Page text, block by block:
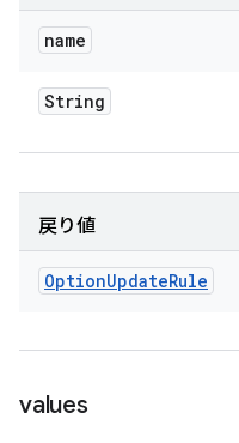
name
String
戻り値
OptionUpdateRule
values